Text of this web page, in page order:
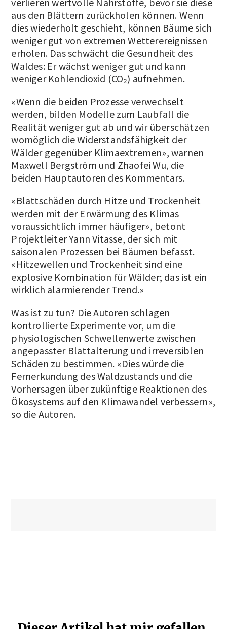
aus den Blättern zurückholen können. Wenn
dies wiederholt geschieht, können Bäume sich
weniger gut von extremen Wetterereignissen
erholen. Das schwächt die Gesundheit des
Waldes: Er wächst weniger gut und kann
weniger Kohlendioxid (CO₂) aufnehmen.
«Wenn die beiden Prozesse verwechselt
werden, bilden Modelle zum Laubfall die
Realität weniger gut ab und wir überschätzen
womöglich die Widerstandsfähigkeit der
Wälder gegenüber Klimaextremen», warnen
Maxwell Bergström und Zhaofei Wu, die
beiden Hauptautoren des Kommentars.
«Blattschäden durch Hitze und Trockenheit
werden mit der Erwärmung des Klimas
voraussichtlich immer häufiger», betont
Projektleiter Yann Vitasse, der sich mit
saisonalen Prozessen bei Bäumen befasst.
«Hitzewellen und Trockenheit sind eine
explosive Kombination für Wälder; das ist ein
wirklich alarmierender Trend.»
Was ist zu tun? Die Autoren schlagen
kontrollierte Experimente vor, um die
physiologischen Schwellenwerte zwischen
angepasster Blattalterung und irreversiblen
Schäden zu bestimmen. «Dies würde die
Fernerkundung des Waldzustands und die
Vorhersagen über zukünftige Reaktionen des
Ökosystems auf den Klimawandel verbessern»,
so die Autoren.